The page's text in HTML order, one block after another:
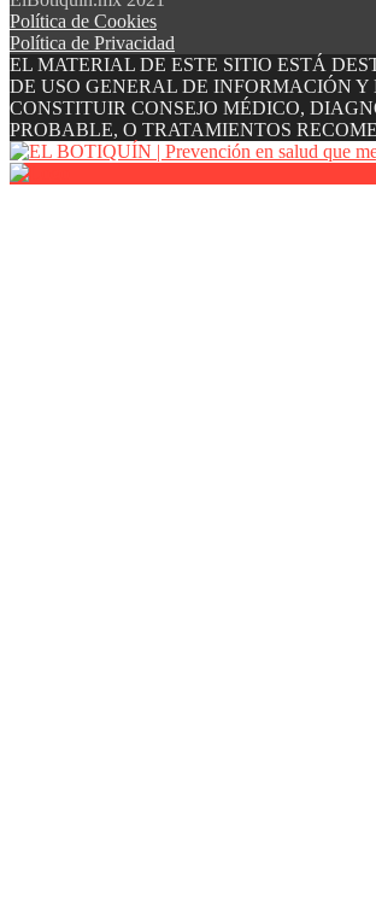
Política de Cookies
Política de Privacidad
EL MATERIAL DE ESTE SITIO ESTÁ
DE USO GENERAL DE INFORMACIÓN Y
CONSTITUIR CONSEJO MÉDICO,
PROBABLE, O TRATAMIENTOS